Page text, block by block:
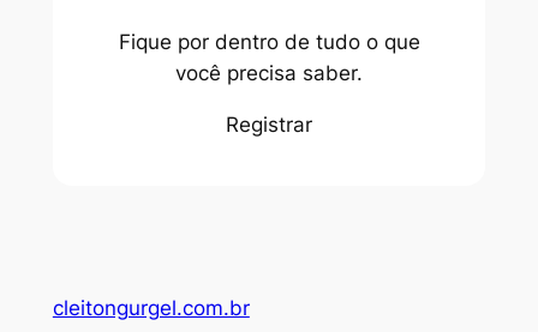
Fique por dentro de tudo o que
você precisa saber.
Registrar
cleitongurgel.com.br